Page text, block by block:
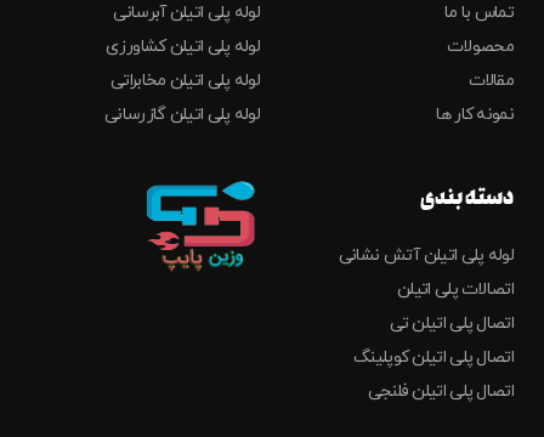
تماس با ما
محصولات
مقالات
نمونه کار ها
لوله پلی اتیلن آبرسانی
لوله پلی اتیلن کشاورزی
لوله پلی اتیلن مخابراتی
لوله پلی اتیلن گازرسانی
دسته بندی
لوله پلی اتیلن آتش نشانی
اتصالات پلی اتیلن
اتصال پلی اتیلن تی
اتصال پلی اتیلن کوپلینگ
اتصال پلی اتیلن فلنجی